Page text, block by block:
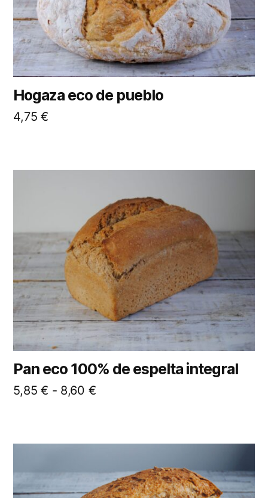
Hogaza eco de pueblo
4,75€
Pan eco 100% de espelta integral
5,85€ - 8,60 €